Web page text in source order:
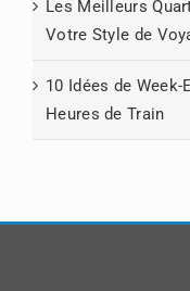
Les Meilleurs
Votre Style de
10 Idées de
Heures de Train